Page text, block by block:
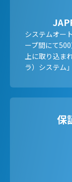
システムオー
ープ間にて
上に取り込ま
ラ）システム
保